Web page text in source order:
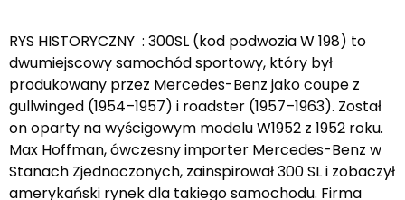
RYS HISTORYCZNY : 300SL (kod podwozia W 198) to
dwumiejscowy samochód sportowy, który był
produkowany przez Mercedes-Benz jako coupe z
gullwinged (1954–1957) i roadster (1957–1963). Został
on oparty na wyścigowym modelu W1952 z 1952 roku.
Max Hoffman, ówczesny importer Mercedes-Benz w
Stanach Zjednoczonych, zainspirował 300 SL i zobaczył
amerykański rynek dla takiego samochodu. Firma